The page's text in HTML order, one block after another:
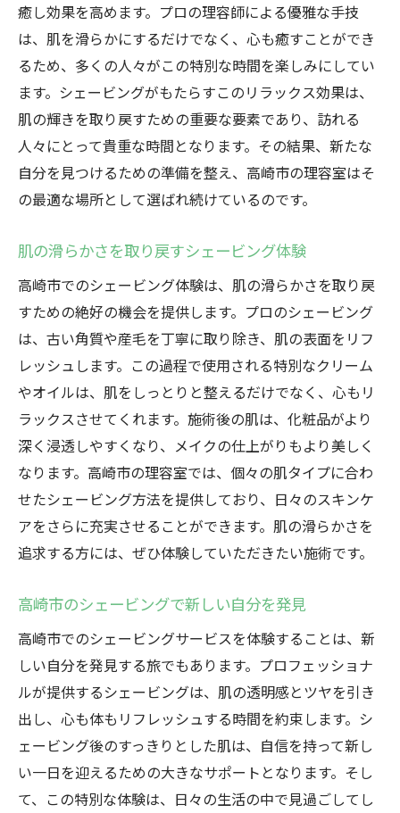
心地よいシェービングのためのヒント
理容室でリラックスする方法
プロのアドバイスで快適なシェービングを
理想のシェービングタイムを実現するコツ
シェービングで肌に自信を高崎市でのリフレッ
シュタイム
高崎市のシェービングで得る自信
リフレッシュタイムで新しい自分に出会う
シェービングで肌の悩みを解消
高崎市の理容室での特別な時間
心地よいケアで素肌に自信を
癒し効果を高めます。プロの理容師による優雅な手技
は、肌を滑らかにするだけでなく、心も癒すことができ
るため、多くの人々がこの特別な時間を楽しみにしてい
ます。シェービングがもたらすこのリラックス効果は、
肌の輝きを取り戻すための重要な要素であり、訪れる
人々にとって貴重な時間となります。その結果、新たな
自分を見つけるための準備を整え、高崎市の理容室はそ
の最適な場所として選ばれ続けているのです。
肌の滑らかさを取り戻すシェービング体験
高崎市でのシェービング体験は、肌の滑らかさを取り戻
すための絶好の機会を提供します。プロのシェービング
は、古い角質や産毛を丁寧に取り除き、肌の表面をリフ
レッシュします。この過程で使用される特別なクリーム
やオイルは、肌をしっとりと整えるだけでなく、心もリ
ラックスさせてくれます。施術後の肌は、化粧品がより
深く浸透しやすくなり、メイクの仕上がりもより美しく
なります。高崎市の理容室では、個々の肌タイプに合わ
せたシェービング方法を提供しており、日々のスキンケ
アをさらに充実させることができます。肌の滑らかさを
追求する方には、ぜひ体験していただきたい施術です。
高崎市のシェービングで新しい自分を発見
高崎市でのシェービングサービスを体験することは、新
しい自分を発見する旅でもあります。プロフェッショナ
ルが提供するシェービングは、肌の透明感とツヤを引き
出し、心も体もリフレッシュする時間を約束します。シ
ェービング後のすっきりとした肌は、自信を持って新し
い一日を迎えるための大きなサポートとなります。そし
て、この特別な体験は、日々の生活の中で見過ごしてし